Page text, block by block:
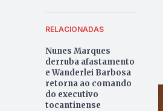
RELACIONADAS
Nunes Marques
derruba afastamento
e Wanderlei Barbosa
retorna ao comando
do executivo
tocantinense